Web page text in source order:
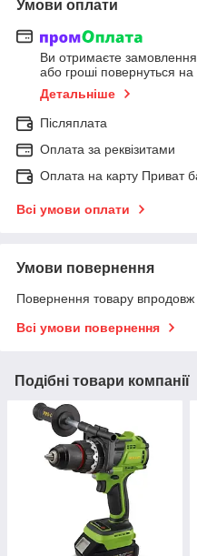
Умови оплати
Ви отримаєте замовлення
або гроші повернуться на
Детальніше
Післяплата
Оплата за реквізитами
Оплата на карту Приват
Всі умови оплати
Умови повернення
Повернення товару впродовж
Всі умови повернення
Подібні товари компанії